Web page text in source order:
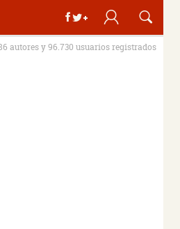
autores y 96.730 usuarios registrados